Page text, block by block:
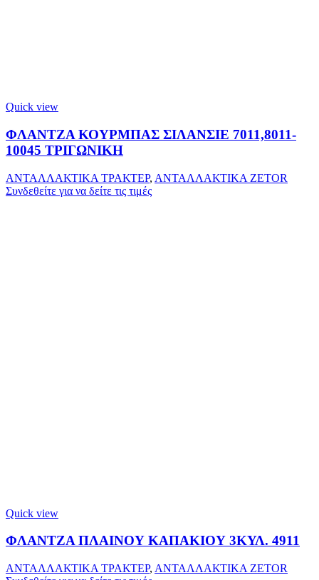
Quick view
ΦΛΑΝΤΖΑ ΚΟΥΡΜΠΑΣ ΣΙΛΑΝΣΙΕ 7011,8011-
10045 ΤΡΙΓΩΝΙΚΗ
ΑΝΤΑΛΛΑΚΤΙΚΑ ΤΡΑΚΤΕΡ, ΑΝΤΑΛΛΑΚΤΙΚΑ ZETOR
Συνδεθείτε για να δείτε τις τιμές
Quick view
ΦΛΑΝΤΖΑ ΠΛΑΙΝΟΥ ΚΑΠΑΚΙΟΥ 3ΚΥΛ. 4911
ΑΝΤΑΛΛΑΚΤΙΚΑ ΤΡΑΚΤΕΡ, ΑΝΤΑΛΛΑΚΤΙΚΑ ZETOR